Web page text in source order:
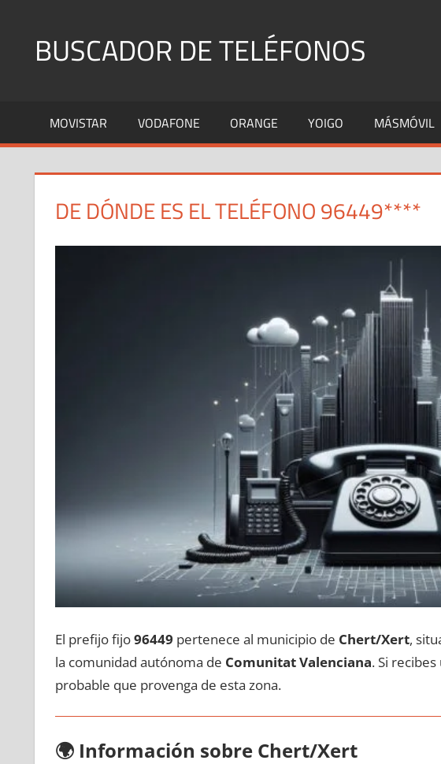
contenidoBUSCADOR DE TELÉFONOS
Fijos
y
MOVISTAR VODAFONE ORANGE YOIGO MÁSMÓVIL
DE DÓNDE ES EL TELÉFONO 96449****
El prefijo fijo96449 pertenece al municipio dе Chert/Xert,
la comunidad autónoma dе Comunitat Valenciana. Si
probable quе provenga dе esta zona.
🌍 Información sobre Chert/Xert